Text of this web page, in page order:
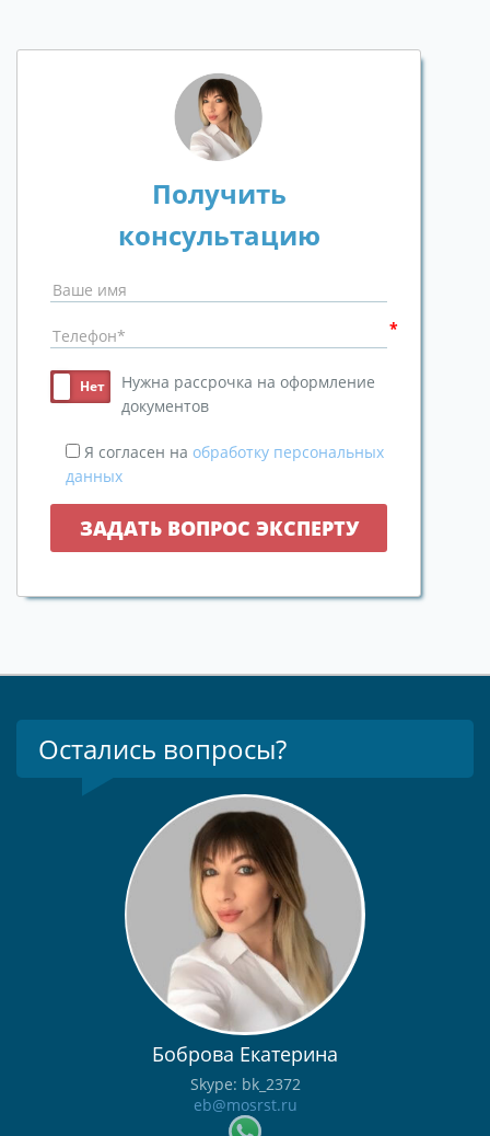
Получить
консультацию
Нужна рассрочка на оформление
документов
Я согласен на обработку персональных
данных
Остались вопросы?
Боброва Екатерина
Skype: bk_2372
eb@mosrst.ru